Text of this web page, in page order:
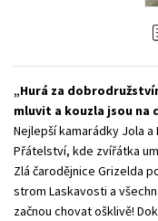
Hurá za
mluvit a kouzla jsou na
Nejlepší kamarádky Jola
Přátelství, kde zvířátka
Zlá čarodějnice Grizelda
strom Laskavosti a
začnou chovat ošklivě!